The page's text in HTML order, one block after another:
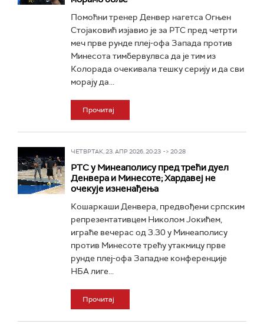
Помоћни тренер Денвер нагетса Огњен
Стојаковић изјавио је за РТС пред четрти
меч прве рунде плеј-офа Запада против
Минесота тимбервулвса да је тим из
Колорада очекивала тешку серију и да сви
морају да...
Прочитај
ЧЕТВРТАК, 23. АПР 2026, 20:23 -> 20:28
РТС у Минеаполису пред трећи дуел
Денвера и Минесоте; Хардавеј не
очекује изненађења
Кошаркаши Денвера, предвођени српским
репрезентативцем Николом Јокићем,
играће вечерас од 3.30 у Минеаполису
против Минесоте трећу утакмицу прве
рунде плеј-офа Западне конференције
НБА лиге...
Прочитај